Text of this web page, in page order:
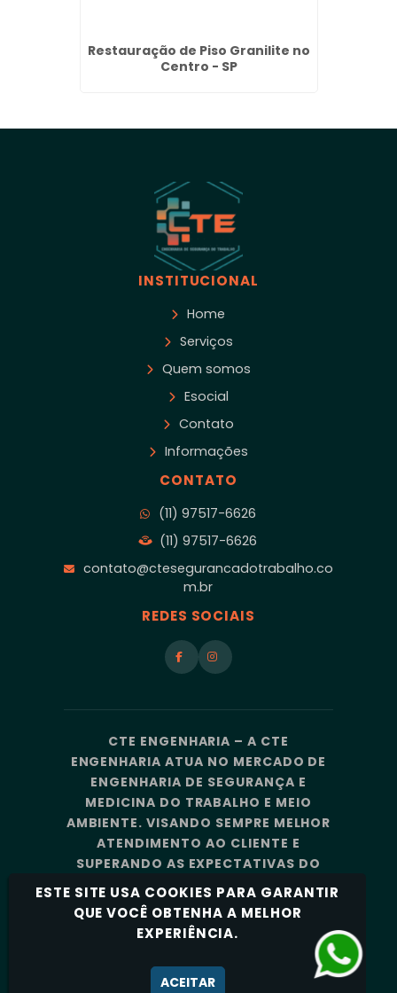
Restauração de Piso Granilite no
Centro - SP
INSTITUCIONAL
Home
Serviços
Quem somos
Esocial
Contato
Informações
CONTATO
(11) 97517-6626
(11) 97517-6626
contato@ctesegurancadotrabalho.co
m.br
REDES SOCIAIS
CTE ENGENHARIA – A CTE
ENGENHARIA ATUA NO MERCADO DE
ENGENHARIA DE SEGURANÇA E
MEDICINA DO TRABALHO E MEIO
AMBIENTE. VISANDO SEMPRE MELHOR
ATENDIMENTO AO CLIENTE E
SUPERANDO AS EXPECTATIVAS DO
MERCADO, A CTE ENGENHARIA
CONTA COM UMA EQUIPE DE
PROFISSIONAIS ALTAMENTE
CAPACITADOS E ESPECIALIZADOS.
Política de Privacidade
ESTE SITE USA COOKIES PARA GARANTIR
QUE VOCÊ OBTENHA A MELHOR
EXPERIÊNCIA.
ACEITAR